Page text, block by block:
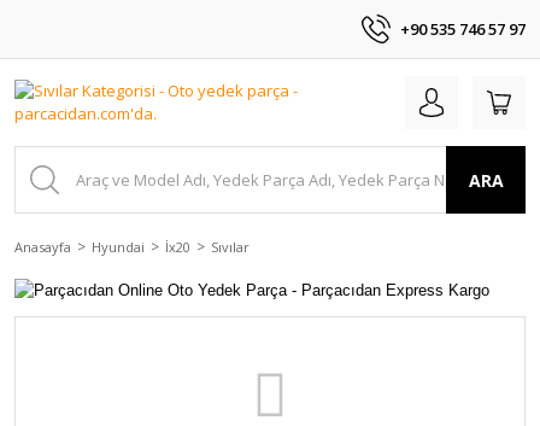
+90 535 746 57 97
ARA
Anasayfa Hyundai İx20 Sıvılar